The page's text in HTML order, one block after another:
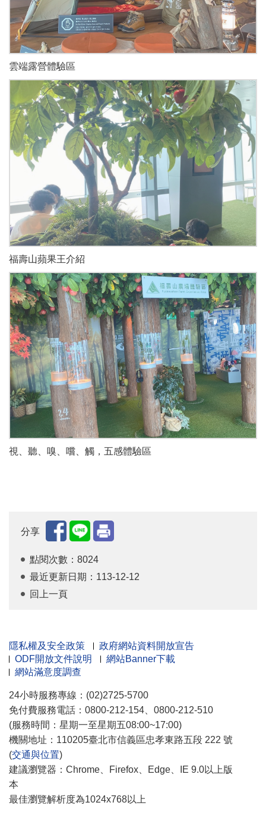
雲端露營體驗區
福壽山蘋果王介紹
視、聽、嗅、嚐、觸，五感體驗區
分享
點閱次數：8024
最近更新日期：113-12-12
回上一頁
隱私權及安全政策
政府網站資料開放宣告
ODF開放文件說明
網站Banner下載
網站滿意度調查
24小時服務專線：(02)2725-5700
免付費服務電話：0800-212-154、0800-212-510
(服務時間：星期一至星期五08:00~17:00)
機關地址：110205臺北市信義區忠孝東路五段 222 號
(交通與位置)
建議瀏覽器：Chrome、Firefox、Edge、IE 9.0以上版
本
最佳瀏覽解析度為1024x768以上